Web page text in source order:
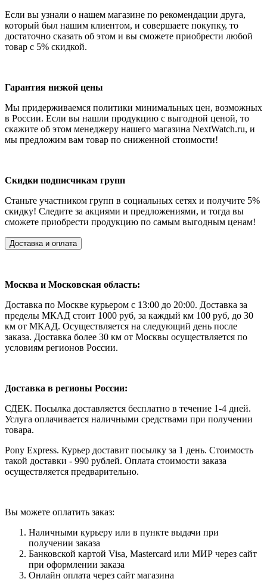
Если вы узнали о нашем магазине по рекомендации друга,
который был нашим клиентом, и совершаете покупку, то
достаточно сказать об этом и вы сможете приобрести любой
товар с 5% скидкой.
Гарантия низкой цены
Мы придерживаемся политики минимальных цен, возможных
в России. Если вы нашли продукцию с выгодной ценой, то
скажите об этом менеджеру нашего магазина NextWatch.ru, и
мы предложим вам товар по сниженной стоимости!
Скидки подписчикам групп
Станьте участником групп в социальных сетях и получите 5%
скидку! Следите за акциями и предложениями, и тогда вы
сможете приобрести продукцию по самым выгодным ценам!
Доставка и оплата
Москва и Московская область:
Доставка по Москве курьером с 13:00 до 20:00. Доставка за
пределы МКАД стоит 1000 руб, за каждый км 100 руб, до 30
км от МКАД. Осуществляется на следующий день после
заказа. Доставка более 30 км от Москвы осуществляется по
условиям регионов России.
Доставка в регионы России:
СДЕК. Посылка доставляется бесплатно в течение 1-4 дней.
Услуга оплачивается наличными средствами при получении
товара.
Pony Express. Курьер доставит посылку за 1 день. Стоимость
такой доставки - 990 рублей. Оплата стоимости заказа
осуществляется предварительно.
Вы можете оплатить заказ:
Наличными курьеру или в пункте выдачи при
получении заказа
Банковской картой Visa, Mastercard или МИР через сайт
при оформлении заказа
Онлайн оплата через сайт магазина